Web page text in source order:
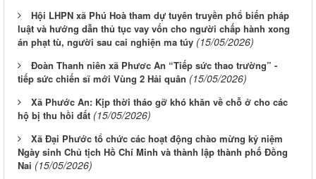
Hội LHPN xã Phú Hoà tham dự tuyên truyền phổ biến pháp
luật và hướng dẫn thủ tục vay vốn cho người chấp hành xong
án phạt tù, người sau cai nghiện ma túy (15/05/2026)
Đoàn Thanh niên xã Phươc An “Tiếp sức thao trường” -
tiếp sức chiến sĩ mới Vùng 2 Hải quân (15/05/2026)
Xã Phước An: Kịp thời tháo gỡ khó khăn về chỗ ở cho các
hộ bị thu hồi đất (15/05/2026)
Xã Đại Phước tổ chức các hoạt động chào mừng kỷ niệm
Ngày sinh Chủ tịch Hồ Chí Minh và thành lập thành phố Đồng
Nai (15/05/2026)